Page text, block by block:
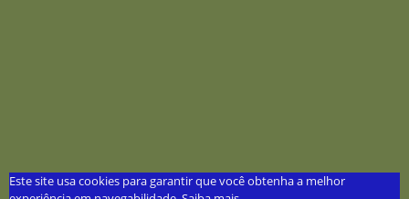
Este site usa cookies para garantir que você obtenha a melhor